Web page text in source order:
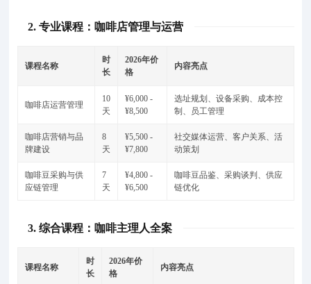
2. 专业课程：咖啡店管理与运营
课程名称
时
长
2026年价
格
内容亮点
咖啡店运营管理
10
天
¥6,000 -
¥8,500
选址规划、设备采购、成本控
制、员工管理
咖啡店营销与品
牌建设
8
天
¥5,500 -
¥7,800
社交媒体运营、客户关系、活
动策划
咖啡豆采购与供
应链管理
7
天
¥4,800 -
¥6,500
咖啡豆品鉴、采购谈判、供应
链优化
3. 综合课程：咖啡主理人全案
课程名称
时
长
2026年价
格
内容亮点